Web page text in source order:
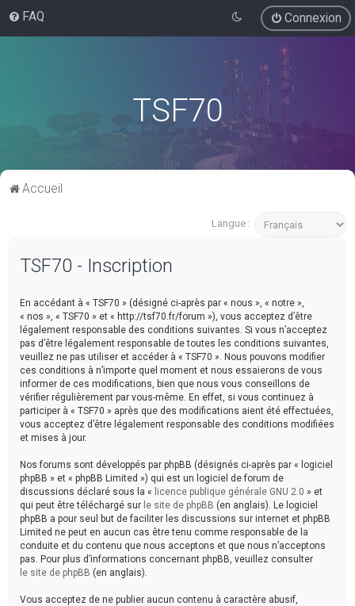
FAQ Connexion
TSF70
Accueil
Langue :
TSF70 - Inscription
En accédant à « TSF70 » (désigné ci-après par « nous », « notre »,
« nos », « TSF70 » et « http://tsf70.fr/forum »), vous acceptez d’être
légalement responsable des conditions suivantes. Si vous n’acceptez
pas d’être légalement responsable de toutes les conditions suivantes,
veuillez ne pas utiliser et accéder à « TSF70 ». Nous pouvons modifier
ces conditions à n’importe quel moment et nous essaierons de vous
informer de ces modifications, bien que nous vous conseillons de
vérifier régulièrement par vous-même. En effet, si vous continuez à
participer à « TSF70 » après que des modifications aient été effectuées,
vous acceptez d’être légalement responsable des conditions modifiées
et mises à jour.
Nos forums sont développés par phpBB (désignés ci-après par « logiciel
phpBB » et « phpBB Limited ») qui est un logiciel de forum de
discussions déclaré sous la « licence publique générale GNU 2.0 » et
qui peut être téléchargé sur le site de phpBB (en anglais). Le logiciel
phpBB a pour seul but de faciliter les discussions sur internet et phpBB
Limited ne peut en aucun cas être tenu comme responsable de la
conduite et du contenu que nous acceptons et que nous n’acceptons
pas. Pour plus d’informations concernant phpBB, veuillez consulter
le site de phpBB (en anglais).
Vous acceptez de ne publier aucun contenu à caractère abusif,